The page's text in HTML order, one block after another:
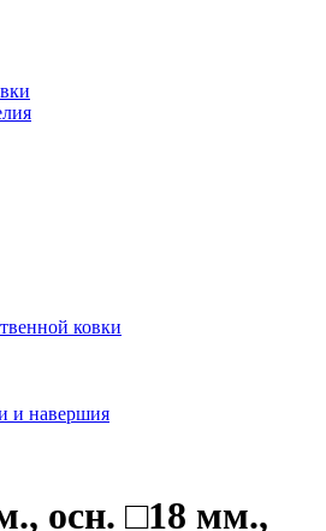
ковки
и навершия
осн. □18 мм.,